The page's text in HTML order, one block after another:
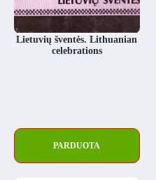
Lietuvių šventės. Lithuanian
celebrations
PARDUOTA